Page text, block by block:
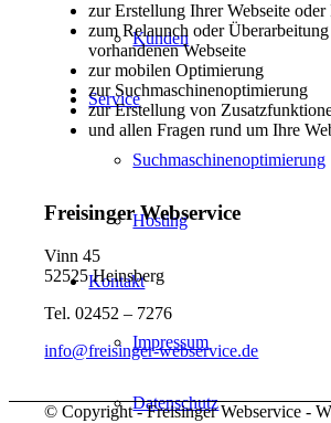
Kunden
Service
Suchmaschinenoptimierung
Hosting
Kontakt
Impressum
Datenschutz
zur Erstellung Ihrer Webseite oder
zum Relaunch oder
vorhandenen Webseite
zur mobilen Optimierung
zur Suchmaschinenoptimierung
zur Erstellung von
und allen Fragen rund um Ihre
Freisinger Webservice
Vinn 45
52525 Heinsberg
Tel. 02452 – 7276
info@freisinger-webservice.de
© Copyright - Freisinger Webservice -